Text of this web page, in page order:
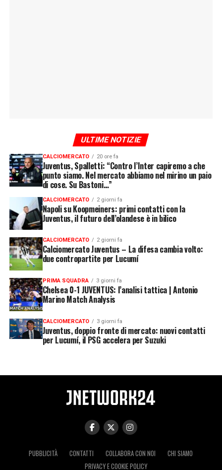
ULTIME NOTIZIE
CALCIOMERCATO 20 ore fa
Juventus, Spalletti: “Contro l’Inter capiremo a che
punto siamo. Nel mercato abbiamo nel mirino un paio
di cose. Su Bastoni…”
CALCIOMERCATO 2 giorni fa
Napoli su Koopmeiners: primi contatti con la
Juventus, il futuro dell’olandese è in bilico
CALCIOMERCATO 2 giorni fa
Calciomercato Juventus – La difesa cambia volto:
due contropartite per Lucumí
PRIMA SQUADRA 3 giorni fa
Chelsea 0-1 JUVENTUS: l’analisi tattica | Antonio
Marino Match Analysis
CALCIOMERCATO 3 giorni fa
Juventus, doppio fronte di mercato: nuovi contatti
per Lucumí, il PSG accelera per Suzuki
PUBBLICITÀ CONTATTI COLLABORA CON NOI
CHI SIAMO
PRIVACY E COOKIE POLICY